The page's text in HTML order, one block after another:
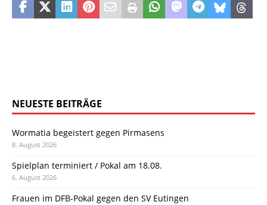
NEUESTE BEITRÄGE
Wormatia begeistert gegen Pirmasens
8. August 2026
Spielplan terminiert / Pokal am 18.08.
6. August 2026
Frauen im DFB-Pokal gegen den SV Eutingen